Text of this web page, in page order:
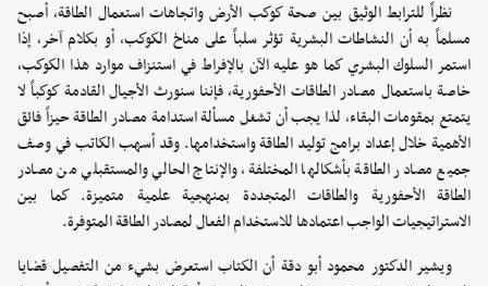
نظراً للترابط الوثيق بين صحة كوكب الأرض واتجاهات استعمال الطاقة، أصبح
مسلماً به أن النشاطات البشرية تؤثر سلباً على مناخ الكوكب، أو بكلام آخر، إذا
استمر السلوك البشري كما هو عليه الآن بالإفراط في استنزاف موارد هذا الكوكب،
خاصة باستعمال مصادر الطاقات الأحفورية، فإننا سنورث الأجيال القادمة كوكباً لا
يتمتع بمقومات البقاء، لذا يجب أن تشغل مسألة استدامة مصادر الطاقة حيزاً فائق
الأهمية خلال إعداد برامج توليد الطاقة واستخدامها. وقد أسهب الكاتب في وصف
جميع مصادر الطاقة بأشكالها المختلفة، والإنتاج الحالي والمستقبلي من مصادر
الطاقة الأحفورية والطاقات المتجددة بمنهجية علمية متميزة. كما بين
الاستراتيجيات الواجب اعتمادها للاستخدام الفعال لمصادر الطاقة المتوفرة.
ويشير الدكتور محمود أبو دقة أن الكتاب استعرض بشيء من التفصيل قضايا